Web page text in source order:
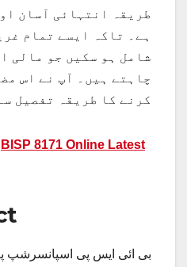
طریقہ انتہائی آسان
ہے۔ تاکہ ایسے تمام
شامل ہو سکیں جو مالی
چاہتے ہیں۔ آپ نے اس
کرنے کا طریقہ تفصیل
BISP 8171 Online Latest
بی ائی ایس پی اسپانسرشپ